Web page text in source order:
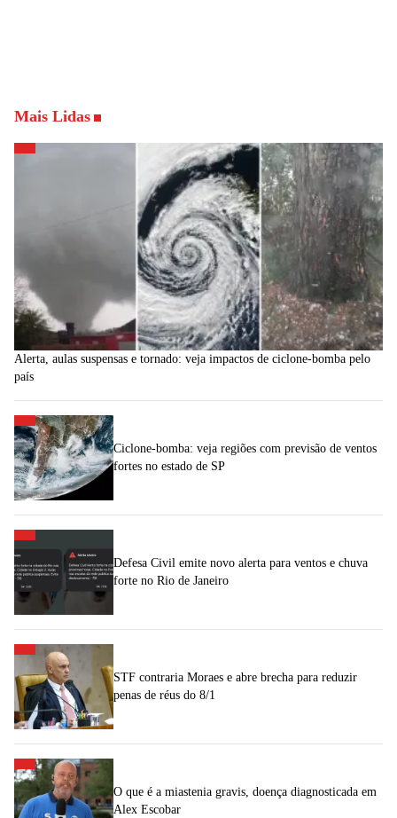
Mais Lidas
Alerta, aulas suspensas e tornado: veja impactos de ciclone-bomba pelo
país
Ciclone-bomba: veja regiões com previsão de ventos
fortes no estado de SP
Defesa Civil emite novo alerta para ventos e chuva
forte no Rio de Janeiro
STF contraria Moraes e abre brecha para reduzir
penas de réus do 8/1
O que é a miastenia gravis, doença diagnosticada em
Alex Escobar